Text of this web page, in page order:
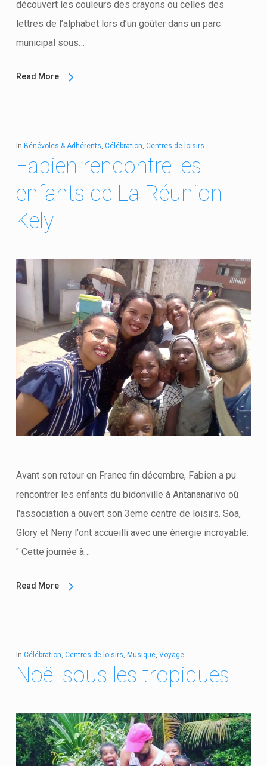
découvert les couleurs des crayons ou celles des
lettres de l’alphabet lors d’un goûter dans un parc
municipal sous…
Read More
In Bénévoles & Adhérents, Célébration, Centres de loisirs
Fabien rencontre les
enfants de La Réunion
Kely
Avant son retour en France fin décembre, Fabien a pu
rencontrer les enfants du bidonville à Antananarivo où
l'association a ouvert son 3eme centre de loisirs. Soa,
Glory et Neny l'ont accueilli avec une énergie incroyable:
" Cette journée à…
Read More
In Célébration, Centres de loisirs, Musique, Voyage
Noël sous les tropiques